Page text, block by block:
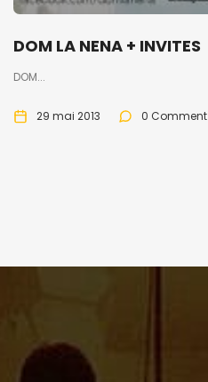
DOM LA NENA + INVITES
DOM...
29 mai 2013 0 Comment